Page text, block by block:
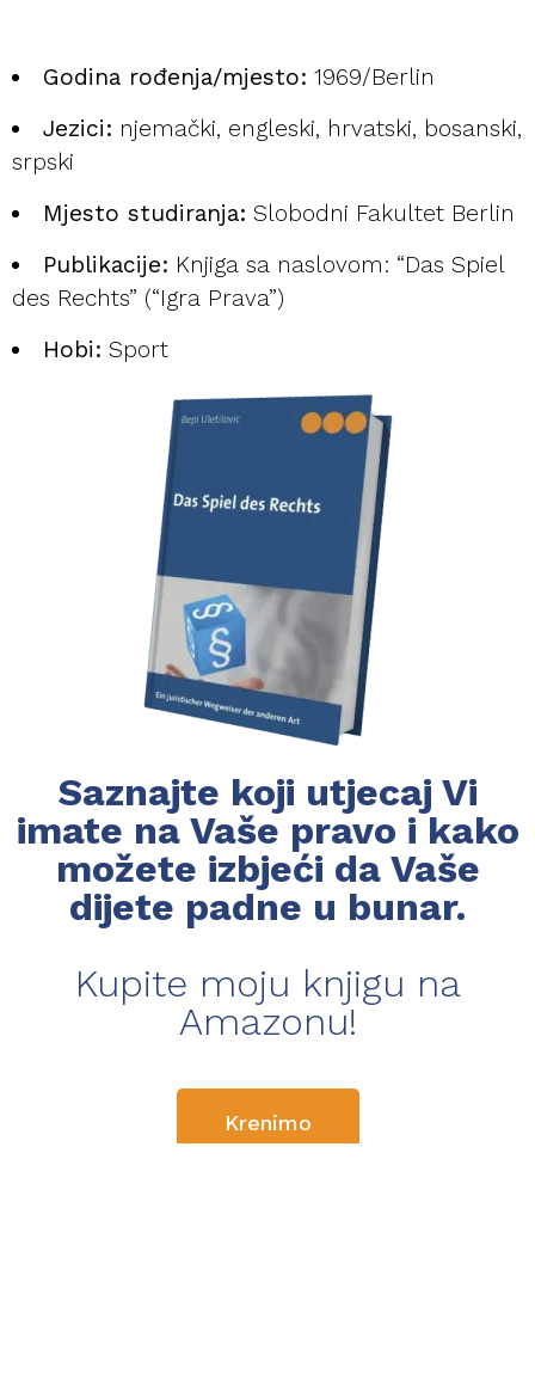
Godina rođenja/mjesto: 1969/Berlin
Jezici: njemački, engleski, hrvatski, bosanski,
srpski
Mjesto studiranja: Slobodni Fakultet Berlin
Publikacije: Knjiga sa naslovom: “Das Spiel
des Rechts” (“Igra Prava”)
Hobi: Sport
Saznajte koji utjecaj Vi
imate na Vaše pravo i kako
možete izbjeći da Vaše
dijete padne u bunar.
Kupite moju knjigu na
Amazonu!
Krenimo